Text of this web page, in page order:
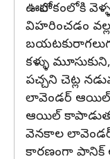
ఊహాలోకంలోకి
విహరించడం
కళ్ళు
పచ్చని చెట్ల
లావెండర్ ఆయిల్
ఆయిల్
వెనకాల లావెండర్
కారణంగా పానిక్